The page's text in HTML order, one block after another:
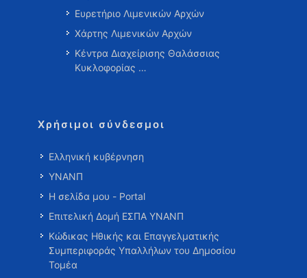
Ευρετήριο Λιμενικών Αρχών
Χάρτης Λιμενικών Αρχών
Κέντρα Διαχείρισης Θαλάσσιας
Κυκλοφορίας …
Χρήσιμοι σύνδεσμοι
Ελληνική κυβέρνηση
ΥΝΑΝΠ
Η σελίδα μου - Portal
Επιτελική Δομή ΕΣΠΑ ΥΝΑΝΠ
Κώδικας Ηθικής και Επαγγελματικής
Συμπεριφοράς Υπαλλήλων του Δημοσίου
Τομέα